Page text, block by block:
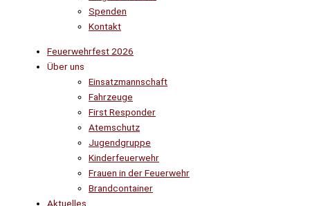
Spenden
Kontakt
Feuerwehrfest 2026
Über uns
Einsatzmannschaft
Fahrzeuge
First Responder
Atemschutz
Jugendgruppe
Kinderfeuerwehr
Frauen in der Feuerwehr
Brandcontainer
Aktuelles